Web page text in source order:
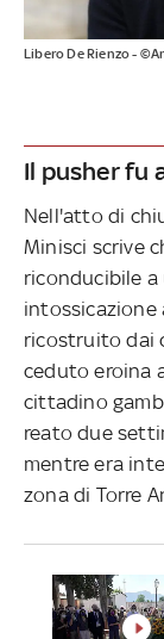
Libero De Rienzo -
Il pusher fu
Nell'atto di
Minisci scrive
riconducibile
intossicazione
ricostruito dai
ceduto eroina
cittadino
reato due
mentre era
zona di Torre